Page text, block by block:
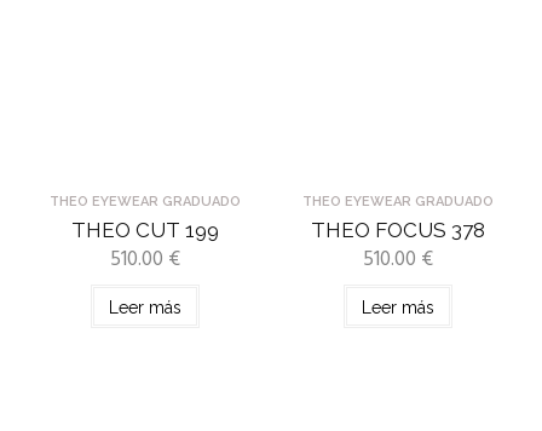
THEO EYEWEAR GRADUADO
THEO CUT 199
510.00 €
Leer más
THEO EYEWEAR GRADUADO
THEO FOCUS 378
510.00 €
Leer más